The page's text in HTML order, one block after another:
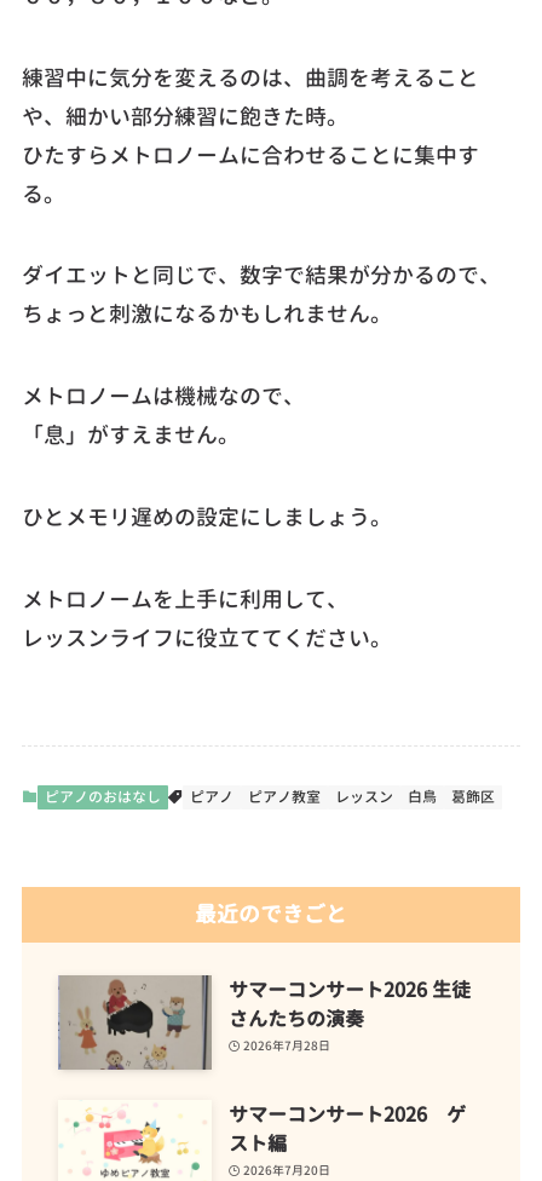
練習中に気分を変えるのは、曲調を考えること
や、細かい部分練習に飽きた時。
ひたすらメトロノームに合わせることに集中す
る。
ダイエットと同じで、数字で結果が分かるので、
ちょっと刺激になるかもしれません。
メトロノームは機械なので、
「息」がすえません。
ひとメモリ遅めの設定にしましょう。
メトロノームを上手に利用して、
レッスンライフに役立ててください。
ピアノのおはなし ピアノ ピアノ教室 レッスン 白鳥 葛飾区
最近のできごと
サマーコンサート2026 生徒
さんたちの演奏
2026年7月28日
サマーコンサート2026 ゲ
スト編
2026年7月20日